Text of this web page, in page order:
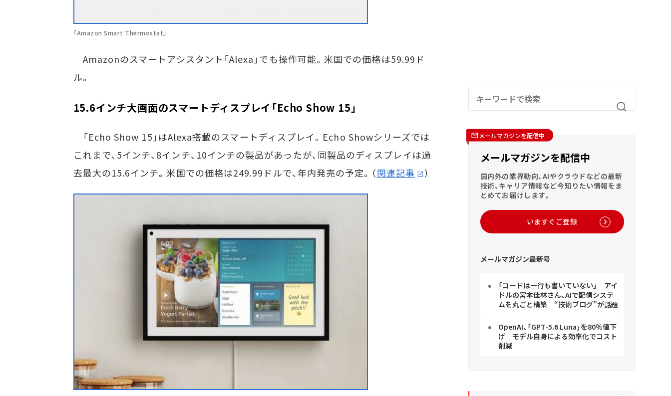
「Amazon Smart Thermostat」
Amazonのスマートアシスタント「Alexa」でも操作可能。米国での価格は59.99ド
ル。
15.6インチ大画面のスマートディスプレイ「Echo Show 15」
「Echo Show 15」はAlexa搭載のスマートディスプレイ。Echo Showシリーズでは
これまで、5インチ、8インチ、10インチの製品があったが、同製品のディスプレイは過
去最大の15.6インチ。米国での価格は249.99ドルで、年内発売の予定。（関連記事 ）
メールマガジンを配信中
メールマガジンを配信中
国内外の業界動向、AIやクラウドなどの最新
技術、キャリア情報など今知りたい情報をま
とめてお届けします。
いますぐご登録
メールマガジン最新号
「コードは一行も書いていない」 アイ
ドルの宮本佳林さん、AIで配信システ
ムを丸ごと構築 “技術ブログ”が話題
OpenAI、「GPT-5.6 Luna」を80％値下
げ モデル自身による効率化でコスト
削減